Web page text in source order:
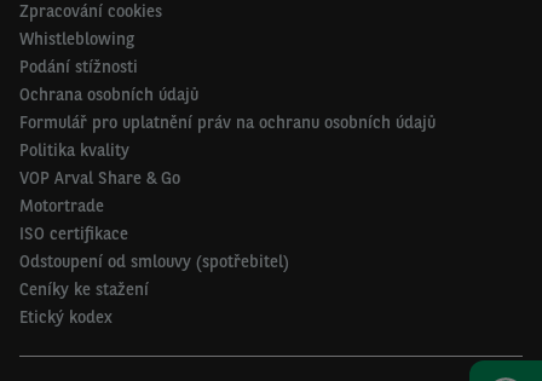
Zpracování cookies
Whistleblowing
Podání stížnosti
Ochrana osobních údajů
Formulář pro uplatnění práv na ochranu osobních údajů
Politika kvality
VOP Arval Share & Go
Motortrade
ISO certifikace
Odstoupení od smlouvy (spotřebitel)
Ceníky ke stažení
Etický kodex